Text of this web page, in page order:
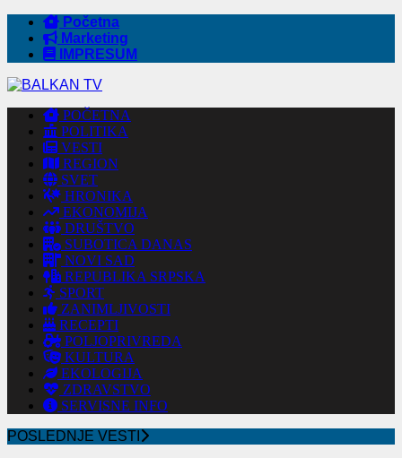
Početna
Marketing
IMPRESUM
POČETNA
POLITIKA
VESTI
REGION
SVET
HRONIKA
EKONOMIJA
DRUŠTVO
SUBOTICA DANAS
NOVI SAD
REPUBLIKA SRPSKA
SPORT
ZANIMLJIVOSTI
RECEPTI
POLJOPRIVREDA
KULTURA
EKOLOGIJA
ZDRAVSTVO
SERVISNE INFO
POSLEDNJE VESTI